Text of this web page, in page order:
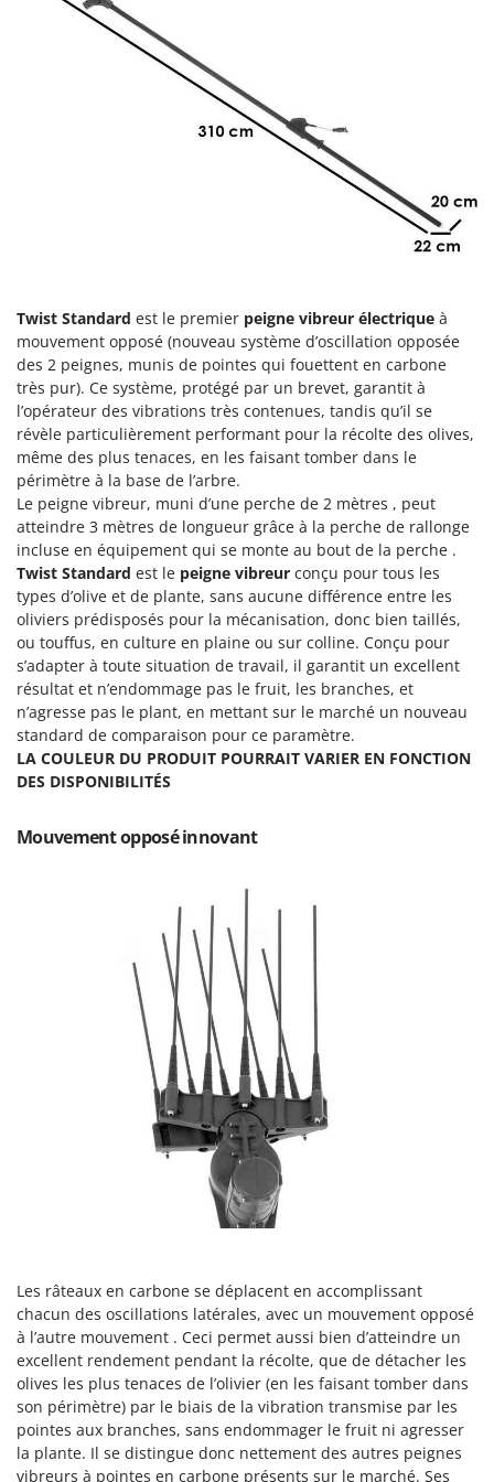
Groupes électrogènes
Gyrobroyeurs à lame pour tracteur
Haches - Cognées et Hachettes
Hachoirs à viande
Lames niveleuses pour tracteur
Lave-vitres
Lieuses électriques pour vignes
M
Machines à pâtes
Machines pour la transformation des fruits
Machines sous vide
Motobineuses
Motoculteurs
Motofaucheuses
Motopompes pour irrigation
Moulins à céréales électriques
Moulins à farine
N
Nettoyeurs haute pression
Peignes vibreurs et Secoueurs à olives
Pelles rétros pour tracteur
Perches Élagueuses
Pétrins à Spirale
Planteuses de pommes de terre pour tracteur
Plateaux de coupe pour tracteur
Pompes d'irrigation à tracteur
Pompes de transfert
Postes à souder
Poussoirs à saucisse
Presses à pellets
Pressoirs à fruits
Pressoirs à Raisin
EuroMech
Eurosystems
F
FAC
Fama Industrie
Famag
Famur
FARMER
FBC
Ferrari Group
Ferroni
Ferrua
FIAC
FIEM
Fimar
Fiorentini
Fontana Forni
Forest Master
Gipeco
Girmi
GRAEF
Gre
GreenBay
Greenworks
Twist Standard est le premier peigne vibreur électrique à
mouvement opposé (nouveau système d’oscillation opposée
des 2 peignes, munis de pointes qui fouettent en carbone
très pur). Ce système, protégé par un brevet, garantit à
l’opérateur des vibrations très contenues, tandis qu’il se
révèle particulièrement performant pour la récolte des olives,
même des plus tenaces, en les faisant tomber dans le
périmètre à la base de l’arbre.
Le peigne vibreur, muni d’une perche de 2 mètres , peut
atteindre 3 mètres de longueur grâce à la perche de rallonge
incluse en équipement qui se monte au bout de la perche .
Twist Standard est le peigne vibreur conçu pour tous les
types d’olive et de plante, sans aucune différence entre les
oliviers prédisposés pour la mécanisation, donc bien taillés,
ou touffus, en culture en plaine ou sur colline. Conçu pour
s’adapter à toute situation de travail, il garantit un excellent
résultat et n’endommage pas le fruit, les branches, et
n’agresse pas le plant, en mettant sur le marché un nouveau
standard de comparaison pour ce paramètre.
LA COULEUR DU PRODUIT POURRAIT VARIER EN FONCTION
DES DISPONIBILITÉS
Mouvement opposé innovant
Les râteaux en carbone se déplacent en accomplissant
chacun des oscillations latérales, avec un mouvement opposé
à l’autre mouvement . Ceci permet aussi bien d’atteindre un
excellent rendement pendant la récolte, que de détacher les
olives les plus tenaces de l’olivier (en les faisant tomber dans
son périmètre) par le biais de la vibration transmise par les
pointes aux branches, sans endommager le fruit ni agresser
la plante. Il se distingue donc nettement des autres peignes
vibreurs à pointes en carbone présents sur le marché. Ses